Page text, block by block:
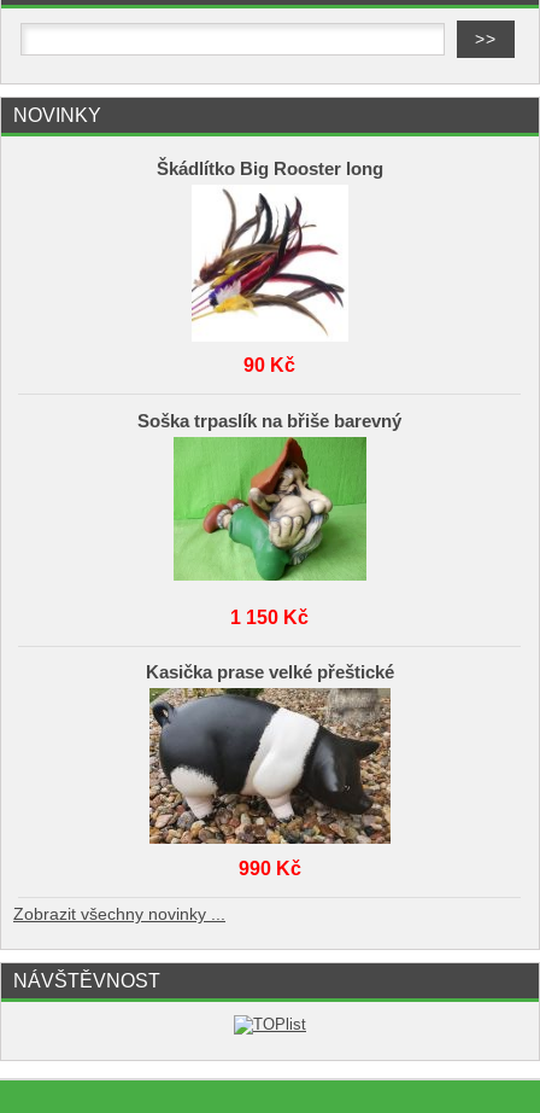
NOVINKY
Škádlítko Big Rooster long
90 Kč
Soška trpaslík na břiše barevný
1 150 Kč
Kasička prase velké přeštické
990 Kč
Zobrazit všechny novinky ...
NÁVŠTĚVNOST